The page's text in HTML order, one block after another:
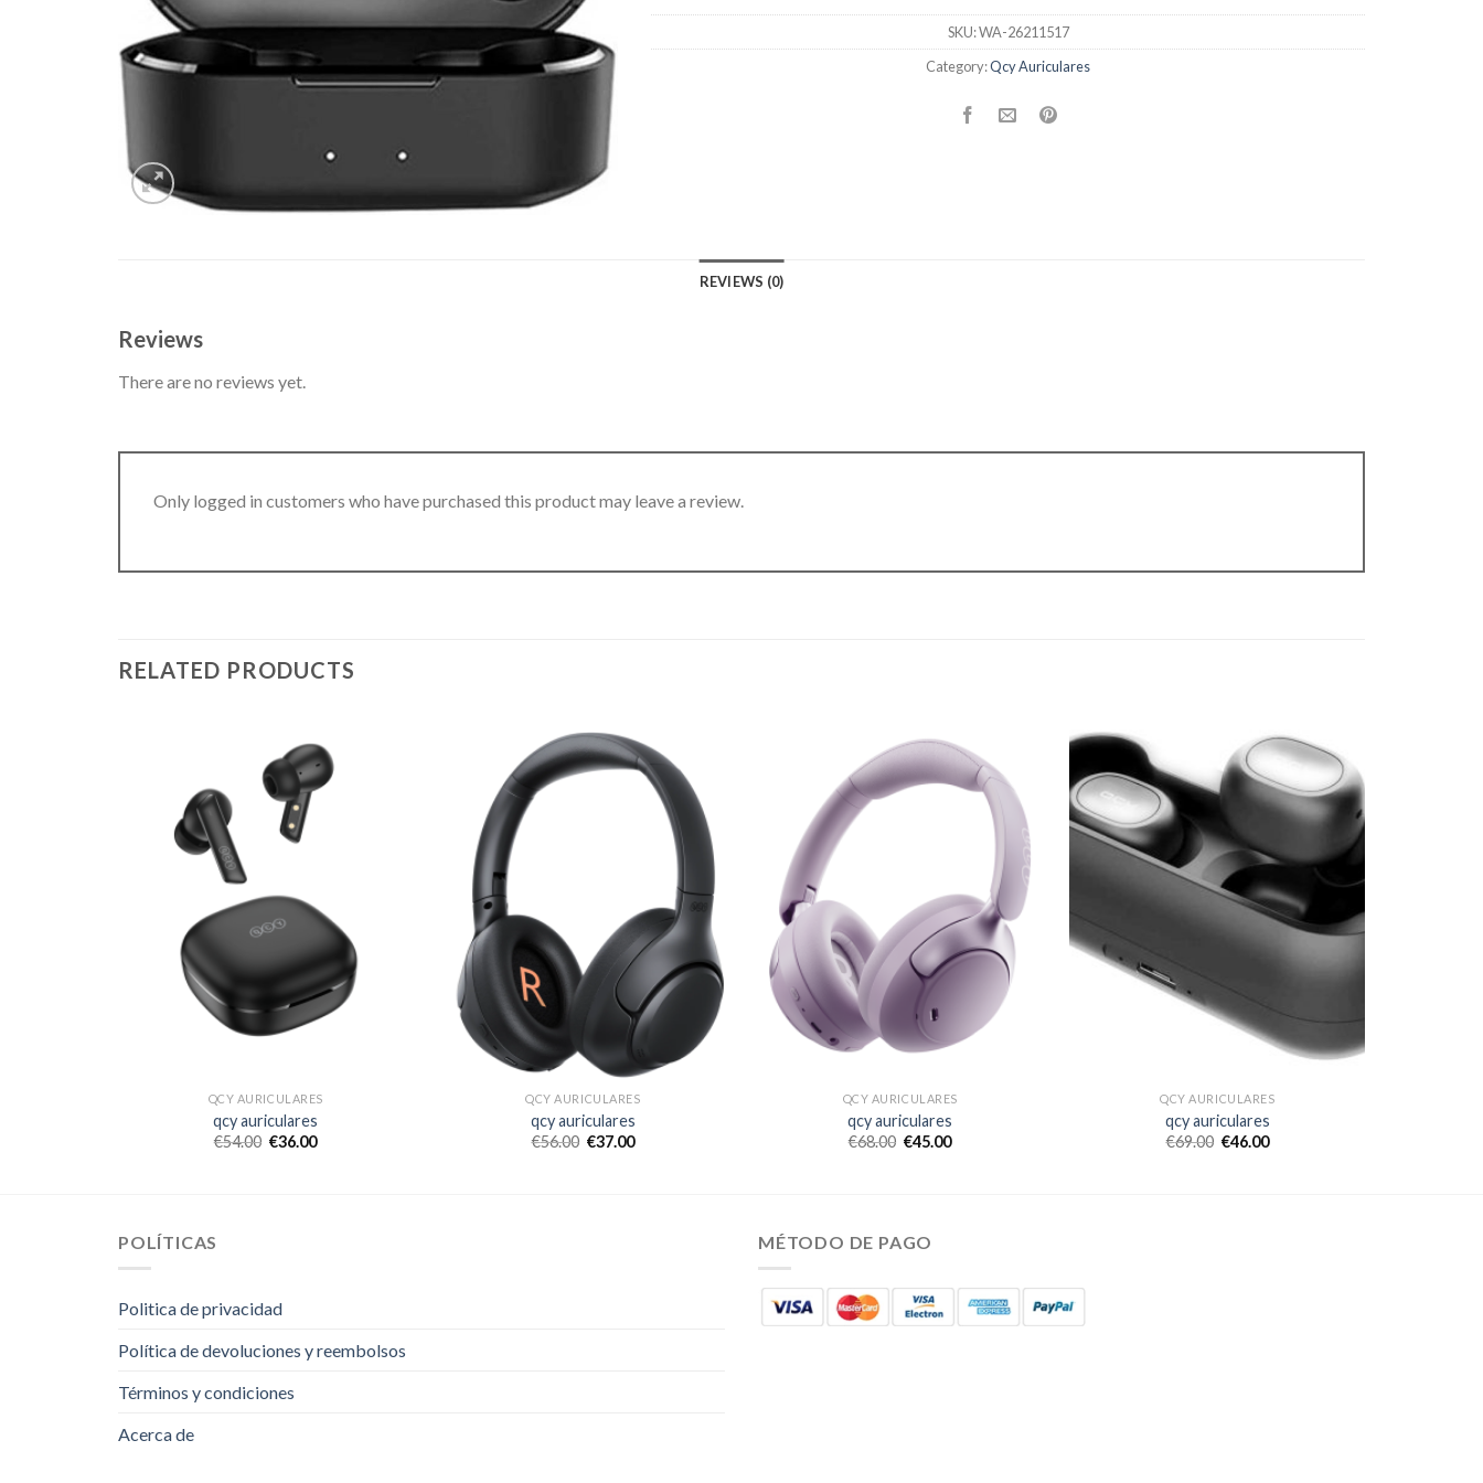
SKU:WA-26211517
Category:Qcy Auriculares
REVIEWS (0)
Reviews
There are no reviews yet.
Only logged in customers who have purchased this product may leave a review.
RELATED PRODUCTS
QCY AURICULARES
qcy auriculares
€54.00 €36.00
QCY AURICULARES
qcy auriculares
€56.00 €37.00
QCY AURICULARES
qcy auriculares
€68.00 €45.00
QCY AURICULARES
qcy auriculares
€69.00 €46.00
POLÍTICAS
Politica de privacidad
Política de devoluciones y reembolsos
Términos y condiciones
Acerca de
MÉTODO DE PAGO